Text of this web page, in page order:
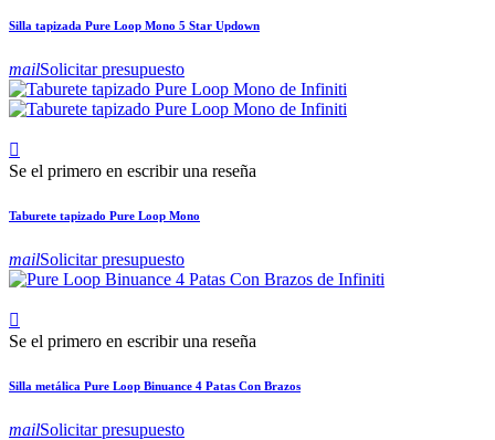
Silla tapizada Pure Loop Mono 5 Star Updown
mailSolicitar presupuesto

Se el primero en escribir una reseña
Taburete tapizado Pure Loop Mono
mailSolicitar presupuesto

Se el primero en escribir una reseña
Silla metálica Pure Loop Binuance 4 Patas Con Brazos
mailSolicitar presupuesto